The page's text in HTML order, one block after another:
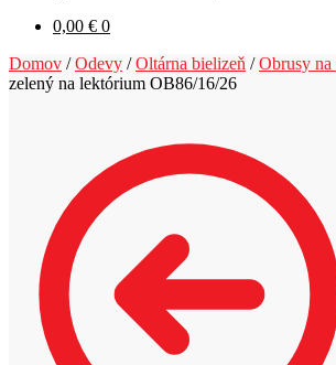
0,00 € 0
Domov /Odevy /Oltárna bielizeň /Obrusy
zelený na lektórium OB86/16/26